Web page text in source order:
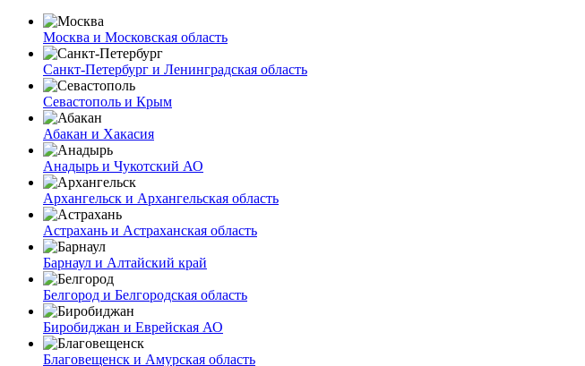
Москва и Московская область
Санкт-Петербург и Ленинградская область
Севастополь и Крым
Абакан и Хакасия
Анадырь и Чукотский АО
Архангельск и Архангельская область
Астрахань и Астраханская область
Барнаул и Алтайский край
Белгород и Белгородская область
Биробиджан и Еврейская АО
Благовещенск и Амурская область